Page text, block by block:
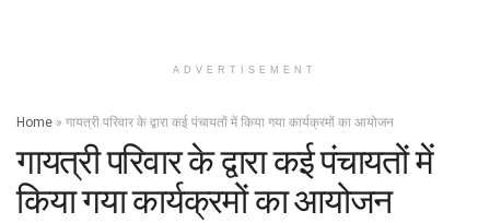
ADVERTISEMENT
Home » गायत्री परिवार के द्वारा कई पंचायतों में किया गया कार्यक्रमों का आयोजन
गायत्री परिवार के द्वारा कई पंचायतों में
किया गया कार्यक्रमों का आयोजन